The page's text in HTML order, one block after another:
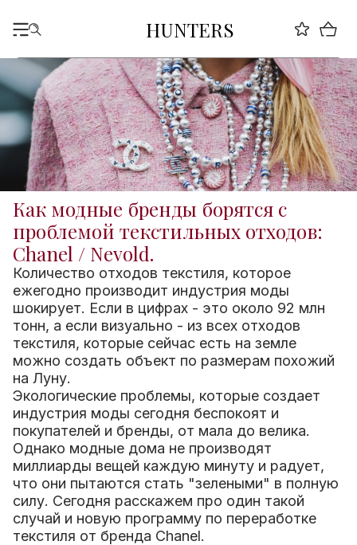
HUNTERS
Как модные бренды борятся с
проблемой текстильных отходов:
Chanel / Nevold.
Количество отходов текстиля, которое
ежегодно производит индустрия моды
шокирует. Если в цифрах - это около 92 млн
тонн, а если визуально - из всех отходов
текстиля, которые сейчас есть на земле
можно создать объект по размерам похожий
на Луну.
Экологические проблемы, которые создает
индустрия моды сегодня беспокоят и
покупателей и бренды, от мала до велика.
Однако модные дома не производят
миллиарды вещей каждую минуту и радует,
что они пытаются стать "зелеными" в полную
силу. Сегодня расскажем про один такой
случай и новую программу по переработке
текстиля от бренда Chanel.